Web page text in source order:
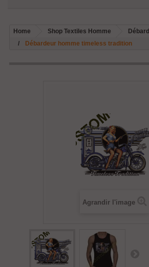
Home Shop Textiles Homme
Débardeur homme timeless tradition
Agrandir l'image